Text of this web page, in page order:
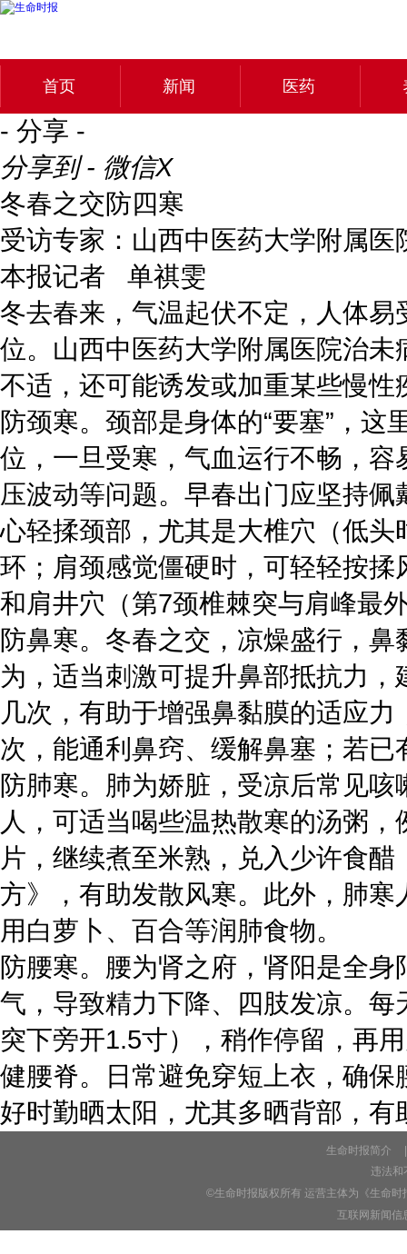
首页 新闻 医药
- 分享 -
分享到 - 微信X
冬春之交防四寒
受访专家：山西中医药大学附属
本报记者 单祺雯
冬去春来，气温起伏不定，人体
位。山西中医药大学附属医院治
不适，还可能诱发或加重某些慢性
防颈寒。颈部是身体的“要塞”，
位，一旦受寒，气血运行不畅，
压波动等问题。早春出门应坚持
心轻揉颈部，尤其是大椎穴（低
环；肩颈感觉僵硬时，可轻轻按
和肩井穴（第7颈椎棘突与肩峰最
防鼻寒。冬春之交，凉燥盛行，
为，适当刺激可提升鼻部抵抗力
几次，有助于增强鼻黏膜的适应
次，能通利鼻窍、缓解鼻塞；若
防肺寒。肺为娇脏，受凉后常见
人，可适当喝些温热散寒的汤粥
片，继续煮至米熟，兑入少许食
方》，有助发散风寒。此外，肺
用白萝卜、百合等润肺食物。
防腰寒。腰为肾之府，肾阳是全
气，导致精力下降、四肢发凉。
突下旁开1.5寸），稍作停留，再
健腰脊。日常避免穿短上衣，确
好时勤晒太阳，尤其多晒背部，
生命时报简介
违法和
©生命时报版权所有 运营主体为《生命
互联网新闻信